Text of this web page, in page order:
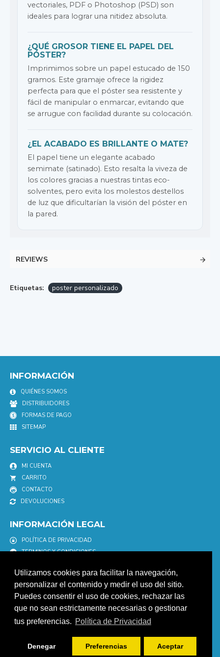
Utilizamos cookies para facilitar la navegación,
personalizar el contenido y medir el uso del sitio.
Puedes consentir el uso de cookies, rechazar las
que no sean estrictamente necesarias o gestionar
tus preferencias. Política de Privacidad
Denegar Preferencias Aceptar
vectoriales, PDF o Photoshop (PSD) son
ideales para lograr una nitidez absoluta.
¿QUÉ GROSOR TIENE EL PAPEL DEL
PÓSTER?
Imprimimos sobre un papel estucado de 150
gramos. Este gramaje ofrece la rigidez
perfecta para que el póster sea resistente y
fácil de manipular o enmarcar, evitando que
se arrugue con facilidad durante su colocación.
¿EL ACABADO ES BRILLANTE O MATE?
El papel tiene un elegante acabado
semimate (satinado). Esto resalta la viveza de
los colores gracias a nuestras tintas eco-
solventes, pero evita los molestos destellos
de luz que dificultarían la visión del póster en
la pared.
REVIEWS
Etiquetas: poster personalizado
INFORMACIÓN
QUIÉNES SOMOS
DISTRIBUIDORES
FORMAS DE PAGO
SITEMAP
SERVICIO AL CLIENTE
MI CUENTA
CARRITO
CONTACTO
DEVOLUCIONES
INFORMACIÓN LEGAL
POLÍTICA DE PRIVACIDAD
TERMINOS Y CONDICIONES
AVISO LEGAL
NEWSLETTER
Únete a nuestro newletter para estar informad@ de nuestras
promociones y descuentos.
ENVIAR